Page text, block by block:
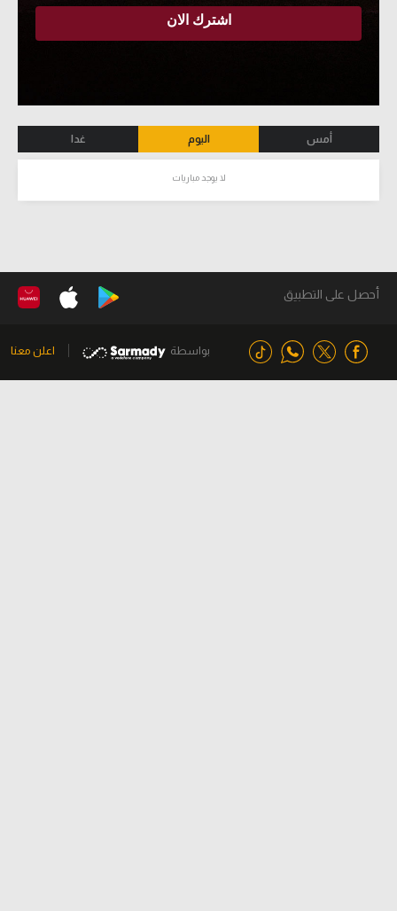
أمس اليوم غدا
لا يوجد مباريات
أحصل على التطبيق
بواسطة اعلن معنا